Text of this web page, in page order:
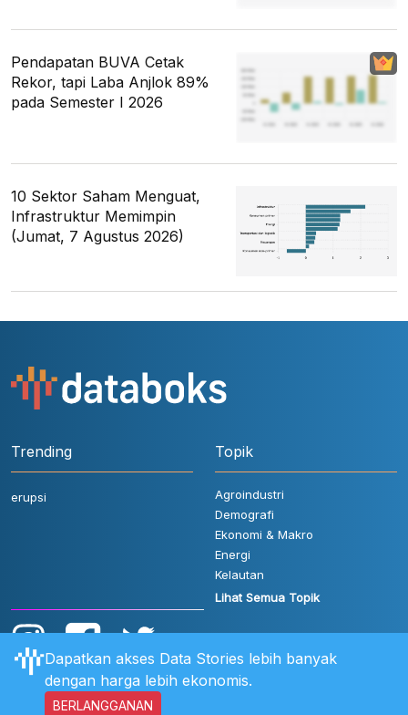
Pendapatan BUVA Cetak
Rekor, tapi Laba Anjlok 89%
pada Semester I 2026
10 Sektor Saham Menguat,
Infrastruktur Memimpin
(Jumat, 7 Agustus 2026)
Trending
erupsi
Topik
Agroindustri
Demografi
Ekonomi & Makro
Energi
Kelautan
Lihat Semua Topik
Dapatkan akses Data Stories lebih banyak
dengan harga lebih ekonomis.
BERLANGGANAN